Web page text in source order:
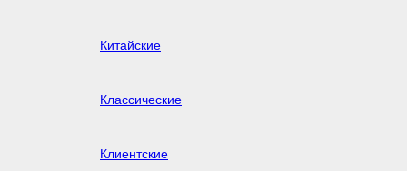
Китайские
Классические
Клиентские